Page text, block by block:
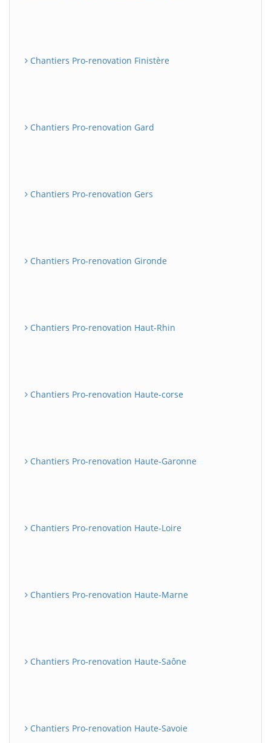
Chantiers Pro-renovation Finistère
Chantiers Pro-renovation Gard
Chantiers Pro-renovation Gers
Chantiers Pro-renovation Gironde
Chantiers Pro-renovation Haut-Rhin
Chantiers Pro-renovation Haute-corse
Chantiers Pro-renovation Haute-Garonne
Chantiers Pro-renovation Haute-Loire
Chantiers Pro-renovation Haute-Marne
Chantiers Pro-renovation Haute-Saône
Chantiers Pro-renovation Haute-Savoie